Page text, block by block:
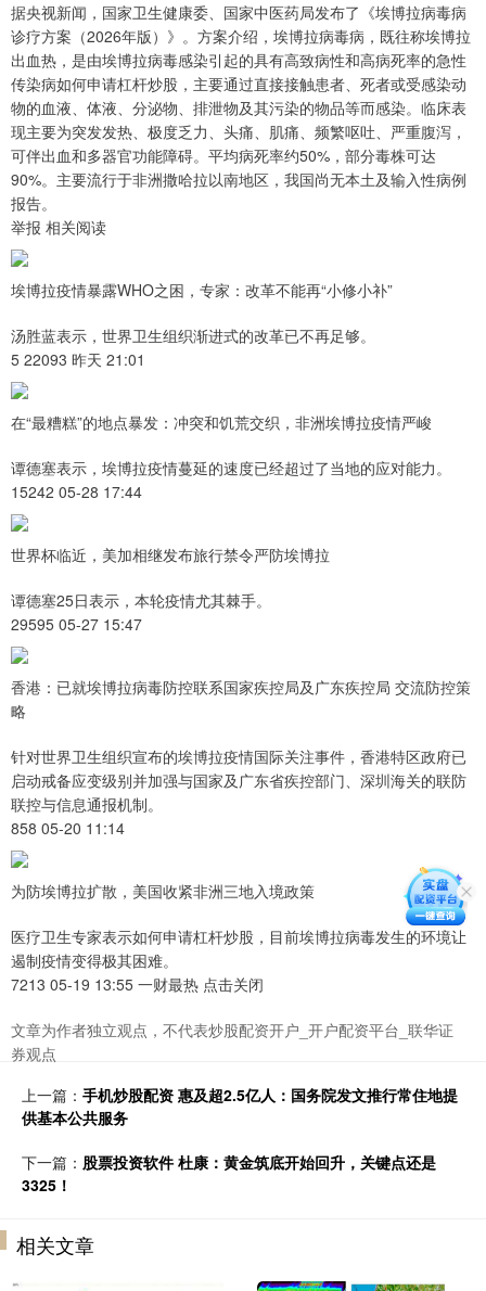
据央视新闻，国家卫生健康委、国家中医药局发布了《埃博拉病毒病
诊疗方案（2026年版）》。方案介绍，埃博拉病毒病，既往称埃博拉
出血热，是由埃博拉病毒感染引起的具有高致病性和高病死率的急性
传染病如何申请杠杆炒股，主要通过直接接触患者、死者或受感染动
物的血液、体液、分泌物、排泄物及其污染的物品等而感染。临床表
现主要为突发发热、极度乏力、头痛、肌痛、频繁呕吐、严重腹泻，
可伴出血和多器官功能障碍。平均病死率约50%，部分毒株可达
90%。主要流行于非洲撒哈拉以南地区，我国尚无本土及输入性病例
报告。
举报 相关阅读
埃博拉疫情暴露WHO之困，专家：改革不能再“小修小补”
汤胜蓝表示，世界卫生组织渐进式的改革已不再足够。
5 22093 昨天 21:01
在“最糟糕”的地点暴发：冲突和饥荒交织，非洲埃博拉疫情严峻
谭德塞表示，埃博拉疫情蔓延的速度已经超过了当地的应对能力。
15242 05-28 17:44
世界杯临近，美加相继发布旅行禁令严防埃博拉
谭德塞25日表示，本轮疫情尤其棘手。
29595 05-27 15:47
香港：已就埃博拉病毒防控联系国家疾控局及广东疾控局 交流防控策
略
针对世界卫生组织宣布的埃博拉疫情国际关注事件，香港特区政府已
启动戒备应变级别并加强与国家及广东省疾控部门、深圳海关的联防
联控与信息通报机制。
858 05-20 11:14
为防埃博拉扩散，美国收紧非洲三地入境政策
医疗卫生专家表示如何申请杠杆炒股，目前埃博拉病毒发生的环境让
遏制疫情变得极其困难。
7213 05-19 13:55 一财最热 点击关闭
文章为作者独立观点，不代表炒股配资开户_开户配资平台_联华证
券观点
上一篇： 手机炒股配资 惠及超2.5亿人：国务院发文推行常住地提
供基本公共服务
下一篇： 股票投资软件 杜康：黄金筑底开始回升，关键点还是
3325！
相关文章